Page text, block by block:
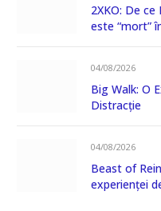
2XKO: De
este “mort”
04/08/2026
Big Walk: O
Distracție
04/08/2026
Beast of
experienței